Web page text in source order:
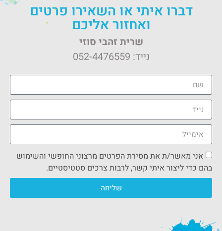
דברו איתי או השאירו פרטים
ואחזור אליכם
שרית זהבי סוזי
נייד: 052-4476559
אני מאשר/ת את מסירת הפרטים מרצוני החופשי והשימוש
בהם כדי ליצור איתי קשר, לרבות צרכים סטטיסטיים.
שליחה